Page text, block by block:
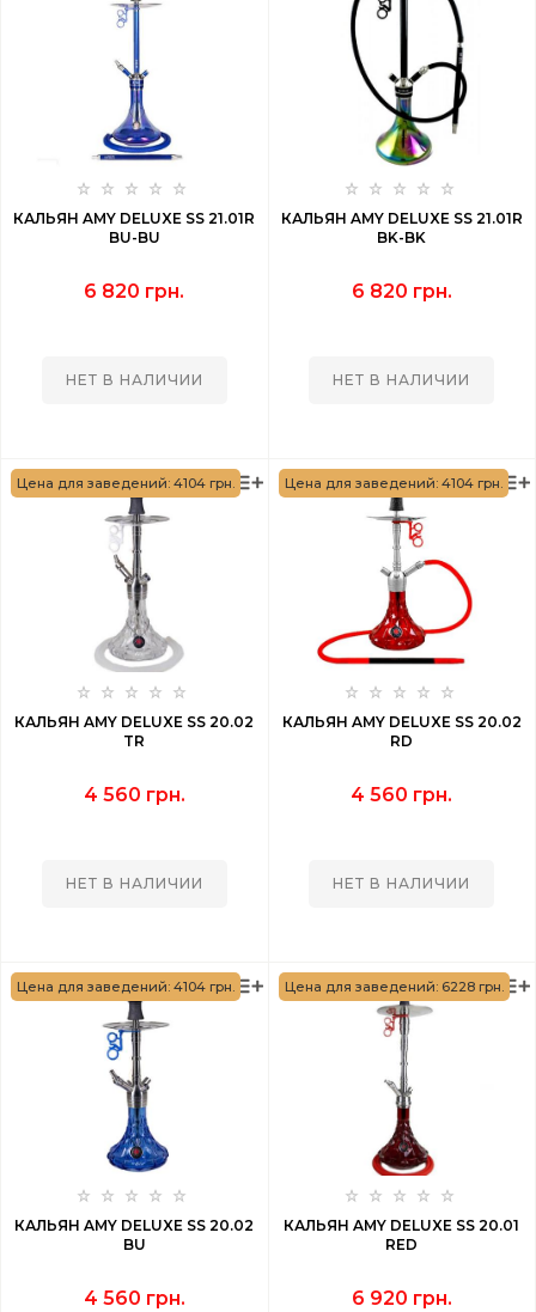
КАЛЬЯН AMY DELUXE SS 21.01R
BU-BU
6 820 грн.
НЕТ В НАЛИЧИИ
КАЛЬЯН AMY DELUXE SS 21.01R
BK-BK
6 820 грн.
НЕТ В НАЛИЧИИ
Цена для заведений: 4104 грн.
КАЛЬЯН AMY DELUXE SS 20.02
TR
4 560 грн.
НЕТ В НАЛИЧИИ
Цена для заведений: 4104 грн.
КАЛЬЯН AMY DELUXE SS 20.02
RD
4 560 грн.
НЕТ В НАЛИЧИИ
Цена для заведений: 4104 грн.
КАЛЬЯН AMY DELUXE SS 20.02
BU
4 560 грн.
Цена для заведений: 6228 грн.
КАЛЬЯН AMY DELUXE SS 20.01
RED
6 920 грн.